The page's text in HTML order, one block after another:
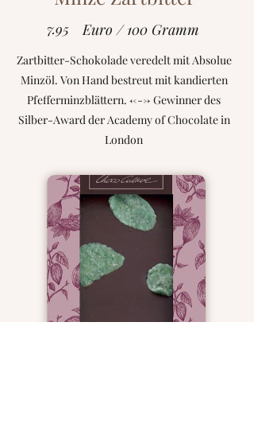
7.95 Euro / 100 Gramm
Zartbitter-Schokolade veredelt mit Absolue
Minzöl. Von Hand bestreut mit kandierten
Pfefferminzblättern. <---> Gewinner des
Silber-Award der Academy of Chocolate in
London